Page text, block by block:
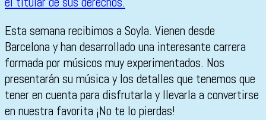
Esta semana recibimos a Soyla. Vienen desde
Barcelona y han desarrollado una interesante carrera
formada por músicos muy experimentados. Nos
presentarán su música y los detalles que tenemos que
tener en cuenta para disfrutarla y llevarla a convertirse
en nuestra favorita ¡No te lo pierdas!